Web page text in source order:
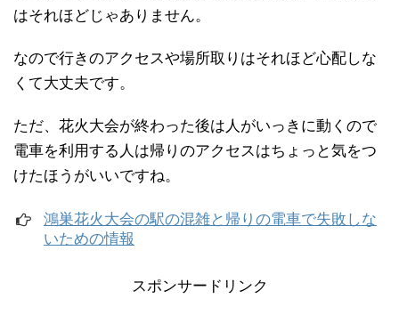
はそれほどじゃありません。
なので行きのアクセスや場所取りはそれほど心配しな
くて大丈夫です。
ただ、花火大会が終わった後は人がいっきに動くので
電車を利用する人は帰りのアクセスはちょっと気をつ
けたほうがいいですね。
鴻巣花火大会の駅の混雑と帰りの電車で失敗しな
いための情報
スポンサードリンク